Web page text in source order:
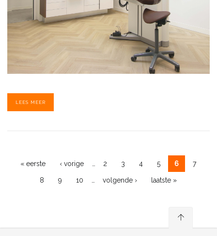
LEES MEER
Pagina's
« eerste ‹ vorige … 2 3 4 5 6 7
8 9 10 … volgende › laatste »